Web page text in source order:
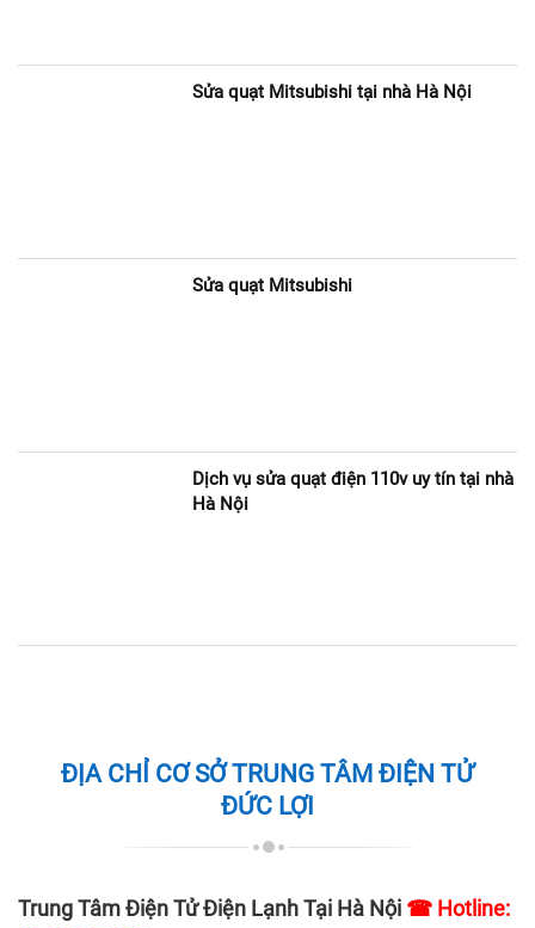
Sửa quạt Mitsubishi tại nhà Hà Nội
Sửa quạt Mitsubishi
Dịch vụ sửa quạt điện 110v uy tín tại nhà
Hà Nội
ĐỊA CHỈ CƠ SỞ TRUNG TÂM ĐIỆN TỬ
ĐỨC LỢI
Trung Tâm Điện Tử Điện Lạnh Tại Hà Nội ☎ Hotline: